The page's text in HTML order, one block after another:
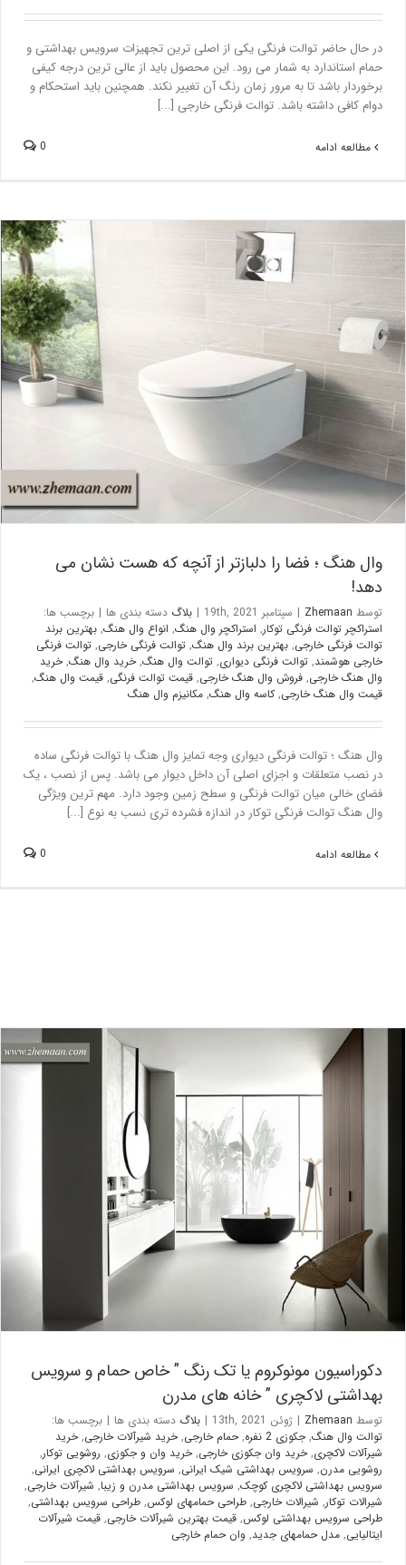
در حال حاضر توالت فرنگی یکی از اصلی ترین تجهیزات سرویس بهداشتی و
حمام استاندارد به شمار می رود. این محصول باید از عالی ترین درجه کیفی
برخوردار باشد تا به مرور زمان رنگ آن تغییر نکند. همچنین باید استحکام و
دوام کافی داشته باشد. توالت فرنگی خارجی [...]
مطالعه ادامه
وال هنگ ؛ فضا را دلبازتر از آنچه که هست نشان می دهد!
بلاگ
وال هنگ ؛ فضا را دلبازتر از آنچه که هست نشان می
دهد!
توسطZhemaan
| سپتامبر 19th, 2021 | بلاگدسته بندی ها
برچسب ها:
استراکچر توالت فرنگی توکار,استراکچر وال هنگ,انواع وال هنگ,بهترین برند
توالت فرنگی خارجی,بهترین برند وال هنگ,توالت فرنگی خارجی,توالت فرنگی
خارجی هوشمند,توالت فرنگی دیواری,توالت وال هنگ,خرید وال هنگ,خرید
وال هنگ خارجی,فروش وال هنگ خارجی,قیمت توالت فرنگی,قیمت وال هنگ,
قیمت وال هنگ خارجی,کاسه وال هنگ,مکانیزم وال هنگ
وال هنگ ؛ توالت فرنگی دیواری وجه تمایز وال هنگ با توالت فرنگی ساده
در نصب متعلقات و اجزای اصلی آن داخل دیوار می باشد. پس از نصب ، یک
فضای خالی میان توالت فرنگی و سطح زمین وجود دارد. مهم ترین ویژگی
وال هنگ توالت فرنگی توکار در اندازه فشرده تری نسب به نوع [...]
مطالعه ادامه
دکوراسیون مونوکروم یا تک رنگ ” خاص حمام و سرویس بهداشتی
لاکچری ” خانه های مدرن
بلاگ
دکوراسیون مونوکروم یا تک رنگ ” خاص حمام و سرویس
بهداشتی لاکچری ” خانه های مدرن
توسطZhemaan
| ژوئن 13th, 2021 | بلاگدسته بندی ها
برچسب ها:
توالت وال هنگ,جکوزی 2 نفره ,حمام خارجی,خرید شیرآلات خارجی,خرید
شیرآلات لاکچری,خرید وان جکوزی خارجی,خرید وان و جکوزی,روشویی توکار,
روشویی مدرن,سرویس بهداشتی شیک ایرانی,سرویس بهداشتی لاکچری ایرانی,
سرویس بهداشتی لاکچری کوچک,سرویس بهداشتی مدرن و زیبا ,شیرآلات خارجی,
شیرالات توکار,شیرالات خارجی,طراحی حمامهای لوکس,طراحی سرویس بهداشتی,
طراحی سرویس بهداشتی لوکس,قیمت بهترین شیرآلات خارجی,قیمت شیرآلات
ایتالیایی,مدل حمامهای جدید,وان حمام خارجی